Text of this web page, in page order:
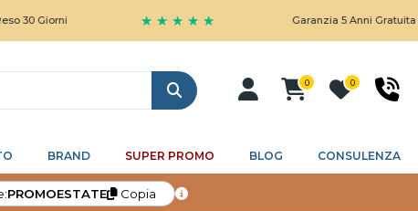
★ ★ ★ ★ ★ Garanzia 5 Anni Gratuita
Cerca
0 0
BRAND SUPER PROMO BLOG CONSULENZA
PROMOESTATE Copia